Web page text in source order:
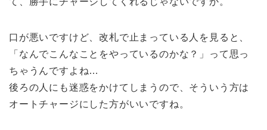
口が悪いですけど、改札で止まっている人を見ると、
「なんでこんなことをやっているのかな？」って思っ
ちゃうんですよね…
後ろの人にも迷惑をかけてしまうので、そういう方は
オートチャージにした方がいいですね。